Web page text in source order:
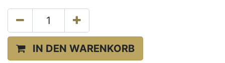
IN DEN WARENKORB